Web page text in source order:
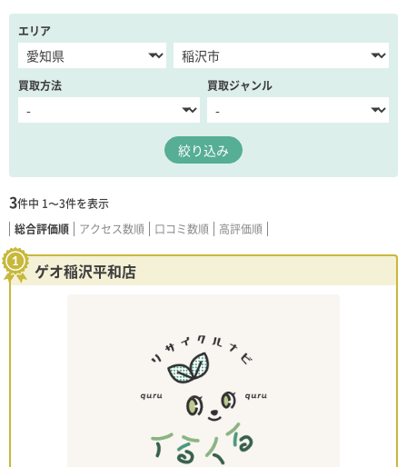
エリア
買取方法 買取ジャンル
絞り込み
3件中 1〜3件を表示
総合評価順
アクセス数順 口コミ数順 高評価順
ゲオ稲沢平和店